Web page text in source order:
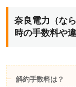
奈良電力（な
時の手数料や
解約手数料は？